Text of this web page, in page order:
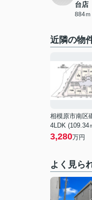
台店
884ｍ
近隣の物
相模原市南区
4LDK (109.34
3,280万円
よく見ら